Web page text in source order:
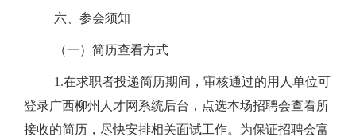
六、参会须知
（一）简历查看方式
1.在求职者投递简历期间，审核通过的用人单位可
登录广西柳州人才网系统后台，点选本场招聘会查看所
接收的简历，尽快安排相关面试工作。为保证招聘会富